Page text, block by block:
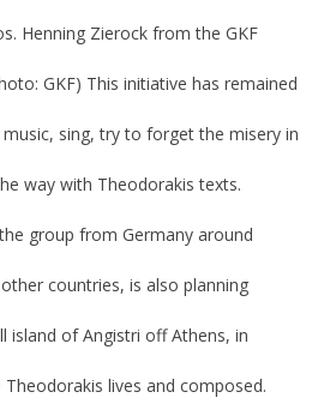
Henning Zierock from the GKF
GKF) This initiative has remained
sing, try to forget the misery in
way with Theodorakis texts.
group from Germany around
countries, is also planning
island of Angistri off Athens, in
lives and composed.